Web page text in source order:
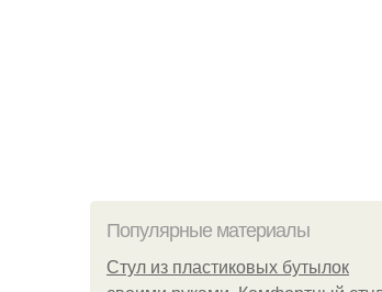
Популярные материалы
Стул из пластиковых бутылок